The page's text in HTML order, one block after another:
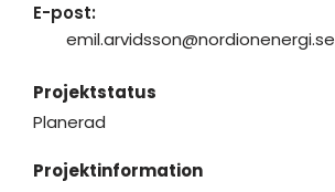
E-post:
emil.arvidsson@nordionenergi.se
Projektstatus
Planerad
Projektinformation